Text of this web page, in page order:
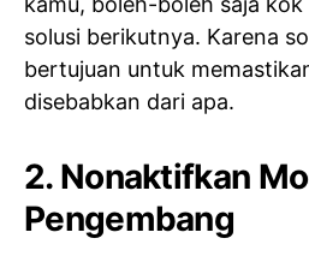
solusi berikutnya. Karena
bertujuan untuk
disebabkan dari apa.
2. Nonaktifkan
Pengembang